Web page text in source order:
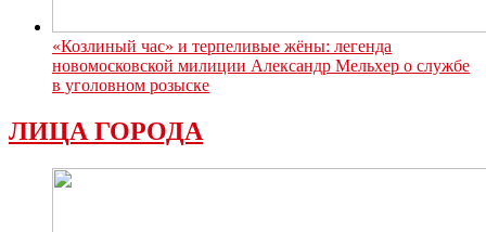
«Козлиный час» и терпеливые жёны: легенда
новомосковской милиции Александр Мельхер о службе
в уголовном розыске
ЛИЦА ГОРОДА